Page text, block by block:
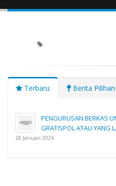
Terbaru Berita Pilihan
PENGURUSAN BERKAS
GRATISPOL ATAU YANG
28 Januari 2026